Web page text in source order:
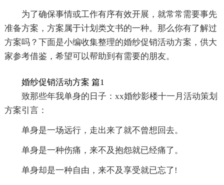
为了确保事情或工作有序有效开展，就常常需要事先
准备方案，方案属于计划类文书的一种。那么你有了解过
方案吗？下面是小编收集整理的婚纱促销活动方案，供大
家参考借鉴，希望可以帮助到有需要的朋友。
婚纱促销活动方案 篇1
致那些年我单身的日子：xx婚纱影楼十一月活动策划
方案引言：
单身是一场远行，走出来了就不曾想回去。
单身是一种伤痛，来不及抱怨就已经痛了。
单身却是一种自由，来不及享受就已忘了!